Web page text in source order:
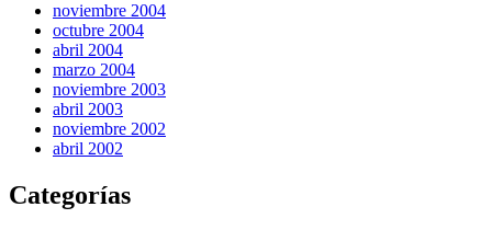
noviembre 2004
octubre 2004
abril 2004
marzo 2004
noviembre 2003
abril 2003
noviembre 2002
abril 2002
Categorías